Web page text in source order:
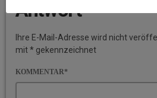
Antwort
Ihre E-Mail-Adresse wird nicht
mit * gekennzeichnet
KOMMENTAR*